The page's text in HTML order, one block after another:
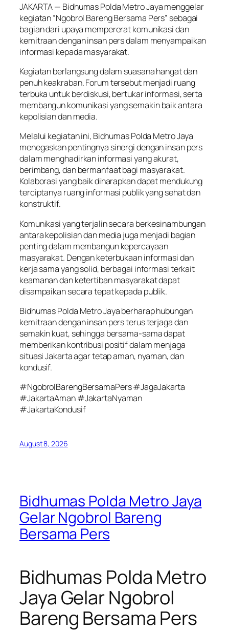
JAKARTA — Bidhumas Polda Metro Jaya menggelar
kegiatan “Ngobrol Bareng Bersama Pers” sebagai
bagian dari upaya mempererat komunikasi dan
kemitraan dengan insan pers dalam menyampaikan
informasi kepada masyarakat.
Kegiatan berlangsung dalam suasana hangat dan
penuh keakraban. Forum tersebut menjadi ruang
terbuka untuk berdiskusi, bertukar informasi, serta
membangun komunikasi yang semakin baik antara
kepolisian dan media.
Melalui kegiatan ini, Bidhumas Polda Metro Jaya
menegaskan pentingnya sinergi dengan insan pers
dalam menghadirkan informasi yang akurat,
berimbang, dan bermanfaat bagi masyarakat.
Kolaborasi yang baik diharapkan dapat mendukung
terciptanya ruang informasi publik yang sehat dan
konstruktif.
Komunikasi yang terjalin secara berkesinambungan
antara kepolisian dan media juga menjadi bagian
penting dalam membangun kepercayaan
masyarakat. Dengan keterbukaan informasi dan
kerja sama yang solid, berbagai informasi terkait
keamanan dan ketertiban masyarakat dapat
disampaikan secara tepat kepada publik.
Bidhumas Polda Metro Jaya berharap hubungan
kemitraan dengan insan pers terus terjaga dan
semakin kuat, sehingga bersama-sama dapat
memberikan kontribusi positif dalam menjaga
situasi Jakarta agar tetap aman, nyaman, dan
kondusif.
#NgobrolBarengBersamaPers #JagaJakarta
#JakartaAman #JakartaNyaman
#JakartaKondusif
August 8, 2026
Bidhumas Polda Metro Jaya
Gelar Ngobrol Bareng
Bersama Pers
Bidhumas Polda Metro
Jaya Gelar Ngobrol
Bareng Bersama Pers